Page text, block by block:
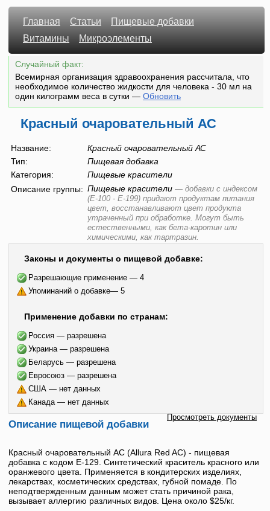
Главная Статьи
Пищевые добавки
Витамины
Микроэлементы
Случайный факт:
Всемирная организация здравоохранения рассчитала, что
необходимое количество жидкости для человека - 30 мл на
один килограмм веса в сутки — Обновить
Красный очаровательный АС
Название:
Красный очаровательный АС
Тип:
Пищевая добавка
Категория:
Пищевые красители
Описание группы: Пищевые красители — добавки с индексом
(E-100 - E-199) придают продуктам питания
цвет, восстанавливают цвет продукта
утраченный при обработке. Могут быть
естественными, как бета-каротин или
химическими, как тартразин.
Законы и документы о пищевой добавке:
Разрешающие применение — 4
Упоминаний о добавке— 5
Применение добавки по странам:
Россия — разрешена
Украина — разрешена
Беларусь — разрешена
Евросоюз — разрешена
США — нет данных
Канада — нет данных
Просмотреть документы
Описание пищевой добавки
Красный очаровательный АС (Allura Red AC) - пищевая
добавка с кодом E-129. Синтетический краситель красного или
оранжевого цвета. Применяется в кондитерских изделиях,
лекарствах, косметических средствах, губной помаде. По
неподтвержденным данным может стать причиной рака,
вызывает аллергию различных видов. Цена около $25/кг.